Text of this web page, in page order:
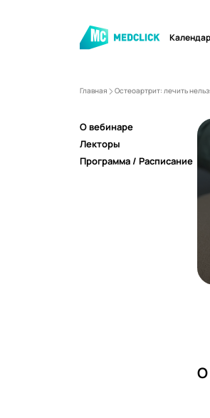
Главная Остеоартрит: лечить
О вебинаре
Лекторы
Программа / Расписание
О